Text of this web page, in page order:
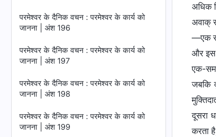
परमेश्वर के दैनिक वचन : परमेश्वर के कार्य को
जानना | अंश 196
परमेश्वर के दैनिक वचन : परमेश्वर के कार्य को
जानना | अंश 197
परमेश्वर के दैनिक वचन : परमेश्वर के कार्य को
जानना | अंश 198
परमेश्वर के दैनिक वचन : परमेश्वर के कार्य को
जानना | अंश 199
अधिक
अवाक्
—एक
और इस
एक-
जबकि
दूसरा
करता